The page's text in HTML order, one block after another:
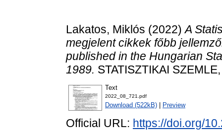
Lakatos, Miklós (2022)A
megjelent cikkek főbb
published in the Hungarian
1989. STATISZTIKAI
Text
2022_08_721.pdf
Download (522kB) Preview
Official URL: https://doi.org/